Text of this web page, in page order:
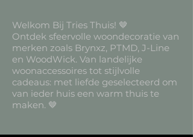
Welkom Bij Tries Thuis! 🤎
Ontdek sfeervolle woondecoratie van
merken zoals Brynxz, PTMD, J-Line
en WoodWick. Van landelijke
woonaccessoires tot stijlvolle
cadeaus: met liefde geselecteerd om
van ieder huis een warm thuis te
maken. 🤎